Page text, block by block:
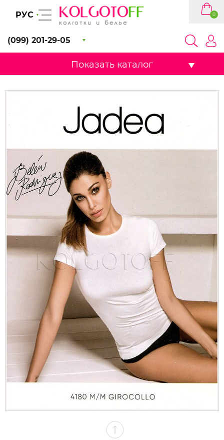
РУС
(099) 201-29-05
0
Показать каталог